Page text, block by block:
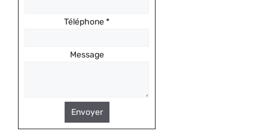
Téléphone*
Message
Envoyer